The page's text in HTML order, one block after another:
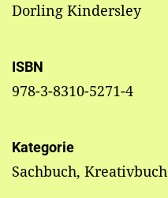
Dorling Kindersley
ISBN
978-3-8310-5271-4
Kategorie
Sachbuch, Kreativbuch